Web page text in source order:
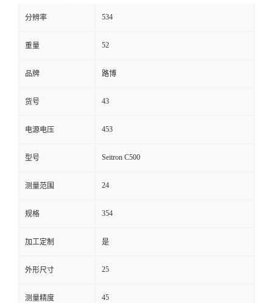
方
式
在
线
留
分辨率 534
重量 52
品牌 路博
货号 43
电源电压 453
型号 Seitron C500
测量范围 24
规格 354
加工定制 是
外形尺寸 25
测量精度 45